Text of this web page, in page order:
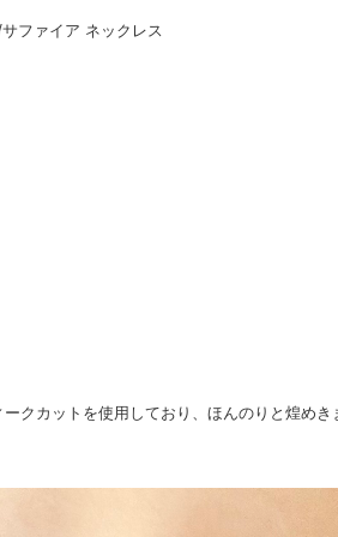
ファイア ネックレス
クカットを使用しており、ほんのりと煌めき